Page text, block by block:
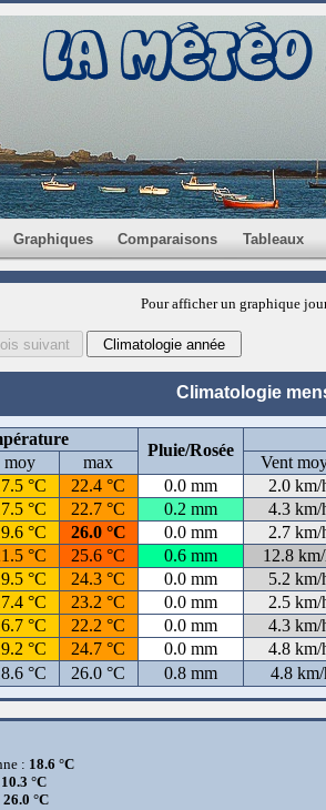
Graphiques Comparaisons Tableaux